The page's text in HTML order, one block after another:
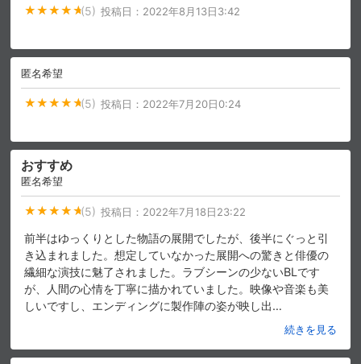
(5) 投稿日： 2022年8月13日3:42
匿名希望
(5) 投稿日： 2022年7月20日0:24
おすすめ
匿名希望
(5) 投稿日： 2022年7月18日23:22
前半はゆっくりとした物語の展開でしたが、後半にぐっと引
き込まれました。想定していなかった展開への驚きと俳優の
繊細な演技に魅了されました。ラブシーンの少ないBLです
が、人間の心情を丁寧に描かれていました。映像や音楽も美
しいですし、エンディングに製作陣の姿が映し出…
続きを見る